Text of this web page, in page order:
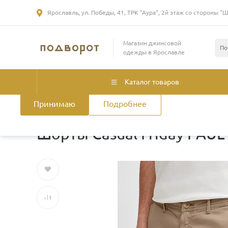
Мы используем файлы cookie, разработанные нашими
лицами, для анализа событий на нашем веб-сайте. Продолжая
Принимаю Подробнее
Ярославль, ул. Победы, 41, ТРК "Аура", 2й этаж со стороны
Магазин джинсовой
одежды в Ярославле
Каталог товаров
Главная / Каталог товаров / Мужская одежда
Шорты Casual Friday